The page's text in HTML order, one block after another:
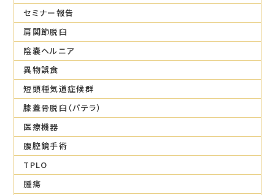
セミナー報告
肩関節脱臼
陰嚢ヘルニア
異物誤食
短頭種気道症候群
膝蓋骨脱臼（パテラ）
医療機器
腹腔鏡手術
TPLO
腫瘍